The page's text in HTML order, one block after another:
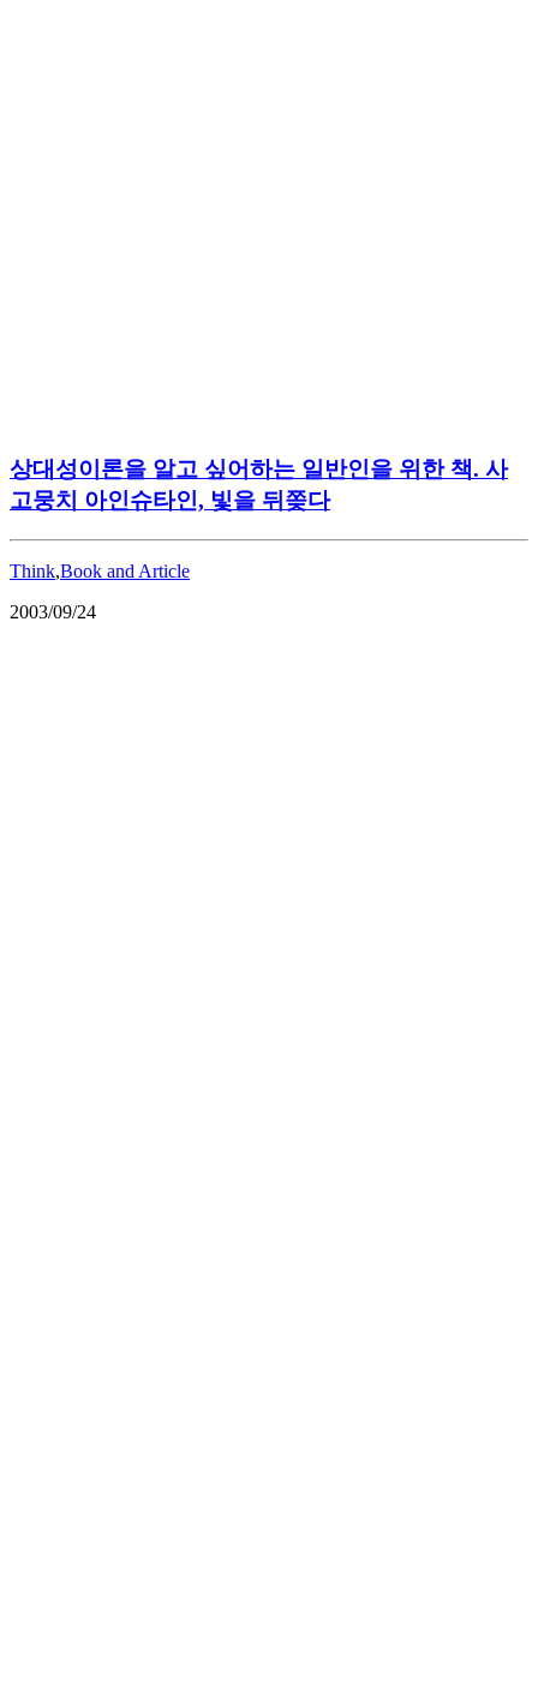
상대성이론을 알고 싶어하는 일반인을 위한 책. 사
고뭉치 아인슈타인, 빛을 뒤쫒다
Think,Book and Article
2003/09/24